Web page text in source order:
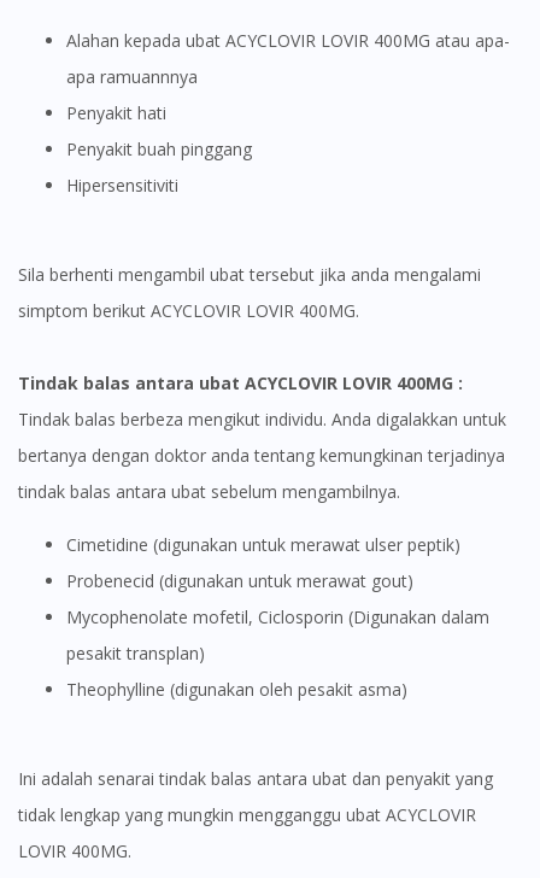
Visit DoctorOnCall Singapore
You seem to be shopping from Singapore
You are currently on DoctorOnCall.com.my, our Malaysian
site.
To serve you better, would you like to head over to
DoctorOnCall Singapore
Alahan kepada ubat ACYCLOVIR LOVIR 400MG atau apa-
apa ramuannnya
Penyakit hati
Penyakit buah pinggang
Hipersensitiviti
Sila berhenti mengambil ubat tersebut jika anda mengalami
simptom berikut ACYCLOVIR LOVIR 400MG.
Tindak balas antara ubat ACYCLOVIR LOVIR 400MG :
Tindak balas berbeza mengikut individu. Anda digalakkan untuk
bertanya dengan doktor anda tentang kemungkinan terjadinya
tindak balas antara ubat sebelum mengambilnya.
Cimetidine (digunakan untuk merawat ulser peptik)
Probenecid (digunakan untuk merawat gout)
Mycophenolate mofetil, Ciclosporin (Digunakan dalam
pesakit transplan)
Theophylline (digunakan oleh pesakit asma)
Ini adalah senarai tindak balas antara ubat dan penyakit yang
tidak lengkap yang mungkin mengganggu ubat ACYCLOVIR
LOVIR 400MG.